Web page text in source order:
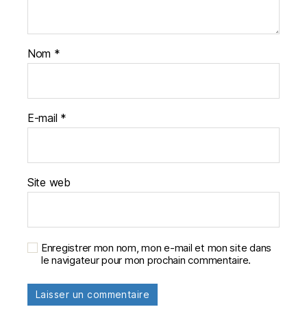
Nom *
E-mail *
Site web
Enregistrer mon nom, mon e-mail et mon site dans
le navigateur pour mon prochain commentaire.